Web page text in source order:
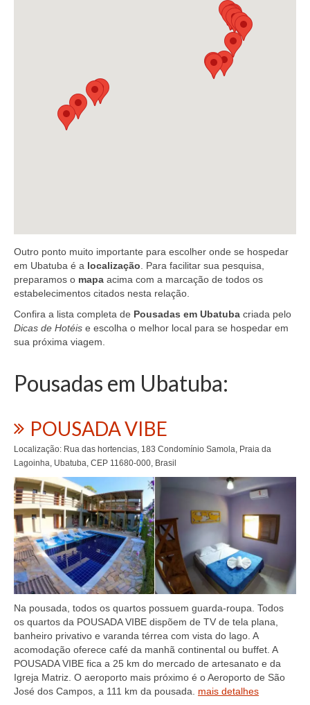
Outro ponto muito importante para escolher onde se hospedar
em Ubatuba é a localização. Para facilitar sua pesquisa,
preparamos o mapa acima com a marcação de todos os
estabelecimentos citados nesta relação.
Confira a lista completa de Pousadas em Ubatuba criada pelo
Dicas de Hotéis e escolha o melhor local para se hospedar em
sua próxima viagem.
Pousadas em Ubatuba:
POUSADA VIBE
Localização: Rua das hortencias, 183 Condomínio Samola, Praia da
Lagoinha, Ubatuba, CEP 11680-000, Brasil
Na pousada, todos os quartos possuem guarda-roupa. Todos
os quartos da POUSADA VIBE dispõem de TV de tela plana,
banheiro privativo e varanda térrea com vista do lago. A
acomodação oferece café da manhã continental ou buffet. A
POUSADA VIBE fica a 25 km do mercado de artesanato e da
Igreja Matriz. O aeroporto mais próximo é o Aeroporto de São
José dos Campos, a 111 km da pousada. mais detalhes